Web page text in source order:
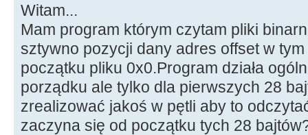
Witam...
Mam program którym czytam pliki
sztywno pozycji dany adres offset w
początku pliku 0x0.Program działa
porządku ale tylko dla pierwszych 28
zrealizować jakoś w pętli aby to
zaczyna się od początku tych 28